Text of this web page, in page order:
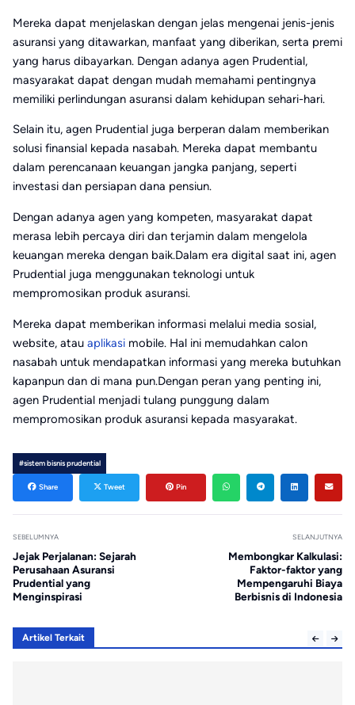
Mereka dapat menjelaskan dengan jelas mengenai jenis-jenis
asuransi yang ditawarkan, manfaat yang diberikan, serta premi
yang harus dibayarkan. Dengan adanya agen Prudential,
masyarakat dapat dengan mudah memahami pentingnya
memiliki perlindungan asuransi dalam kehidupan sehari-hari.
Selain itu, agen Prudential juga berperan dalam memberikan
solusi finansial kepada nasabah. Mereka dapat membantu
dalam perencanaan keuangan jangka panjang, seperti
investasi dan persiapan dana pensiun.
Dengan adanya agen yang kompeten, masyarakat dapat
merasa lebih percaya diri dan terjamin dalam mengelola
keuangan mereka dengan baik.Dalam era digital saat ini, agen
Prudential juga menggunakan teknologi untuk
mempromosikan produk asuransi.
Mereka dapat memberikan informasi melalui media sosial,
website, atau aplikasi mobile. Hal ini memudahkan calon
nasabah untuk mendapatkan informasi yang mereka butuhkan
kapanpun dan di mana pun.Dengan peran yang penting ini,
agen Prudential menjadi tulang punggung dalam
mempromosikan produk asuransi kepada masyarakat.
#sistem bisnis prudential
Share Tweet Pin
SEBELUMNYA
Jejak Perjalanan: Sejarah
Perusahaan Asuransi
Prudential yang
Menginspirasi
SELANJUTNYA
Membongkar Kalkulasi:
Faktor-faktor yang
Mempengaruhi Biaya
Berbisnis di Indonesia
Artikel Terkait